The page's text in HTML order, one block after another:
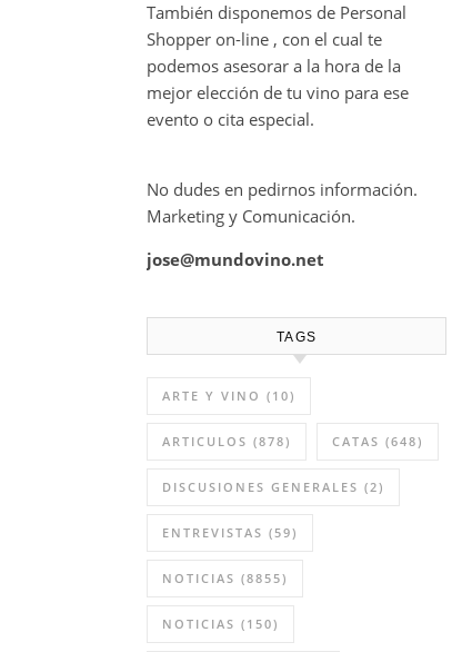
También disponemos de Personal
Shopper on-line , con el cual te
podemos asesorar a la hora de la
mejor elección de tu vino para ese
evento o cita especial.
No dudes en pedirnos información.
Marketing y Comunicación.
jose@mundovino.net
TAGS
ARTE Y VINO (10)
ARTICULOS (878) CATAS (648)
DISCUSIONES GENERALES (2)
ENTREVISTAS (59)
NOTICIAS (8855)
NOTICIAS (150)